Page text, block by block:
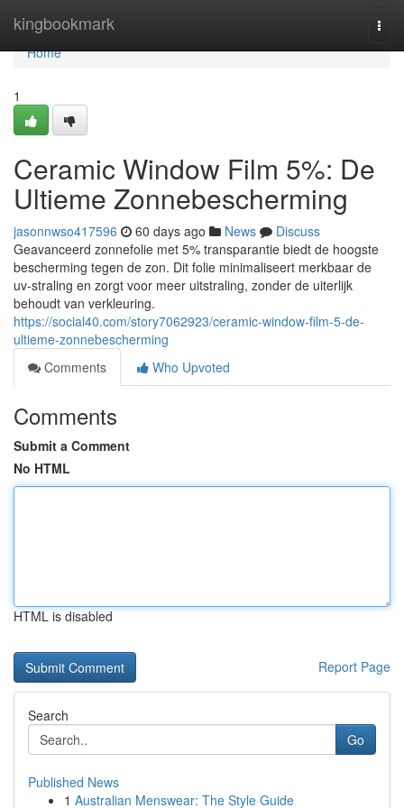
kingbookmark
Home
Home
1
Ceramic Window Film 5%: De
Ultieme Zonnebescherming
jasonnwso417596 60 days ago News
Discuss
Geavanceerd zonnefolie met 5% transparantie biedt de hoogste
bescherming tegen de zon. Dit folie minimaliseert merkbaar de
uv-straling en zorgt voor meer uitstraling, zonder de uiterlijk
behoudt van verkleuring.
https://social40.com/story7062923/ceramic-window-film-5-de-
ultieme-zonnebescherming
Comments
Who Upvoted
Comments
Submit a Comment
No HTML
HTML is disabled
Report Page
Search
Go
Published News
1 Australian Menswear: The Style Guide